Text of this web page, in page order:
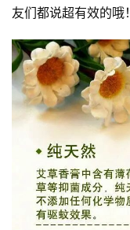
友们都说超有效的哦！